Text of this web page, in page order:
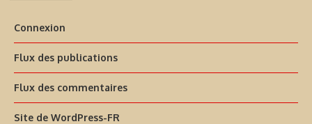
Connexion
Flux des publications
Flux des commentaires
Site de WordPress-FR